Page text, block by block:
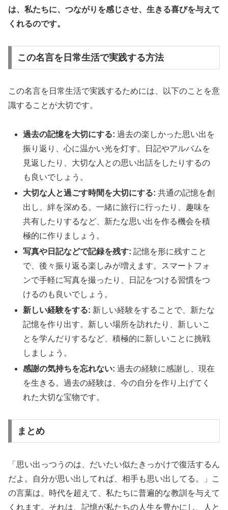
は、私たちに、つながりを感じさせ、生きる喜びを与えて
くれるのです。
この名言を日常生活で実践する方法
この名言を日常生活で実践するためには、以下のことを意
識することが大切です。
過去の記憶を大切にする: 過去の楽しかった思い出を
振り返り、心に温かい光を灯す。日記やアルバムを
見返したり、大切な人との思い出話をしたりするの
も良いでしょう。
大切な人と過ごす時間を大切にする: 共通の記憶を創
出し、絆を深める。一緒に旅行に行ったり、趣味を
共有したりするなど、新たな思い出を作る機会を積
極的に作りましょう。
写真や日記などで記録を残す: 記憶を形に残すこと
で、後々振り返る楽しみが増えます。スマートフォ
ンで手軽に写真を撮ったり、日記をつける習慣をつ
けるのも良いでしょう。
新しい経験をする: 新しい経験をすることで、新たな
記憶を作り出す。新しい場所を訪れたり、新しいこ
とを学んだりするなど、積極的に新しいことに挑戦
しましょう。
感謝の気持ちを忘れない: 過去の経験に感謝し、現在
を生きる。過去の経験は、今の自分を作り上げてく
れた大切な宝物です。
まとめ
「思い出っつうのは、だいたい似たきっかけで復活するん
だよ。自分が思い出してれば、相手も思い出してる。」こ
の言葉は、時代を超えて、私たちに普遍的な教訓を与えて
くれます。それは、記憶が私たちの人生を豊かにし、人と